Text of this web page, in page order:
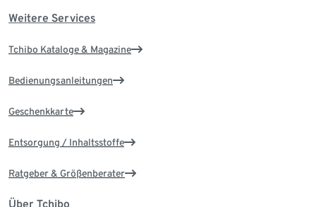
Weitere Services
Tchibo Kataloge & Magazine
Bedienungsanleitungen
Geschenkkarte
Entsorgung / Inhaltsstoffe
Ratgeber & Größenberater
Über Tchibo